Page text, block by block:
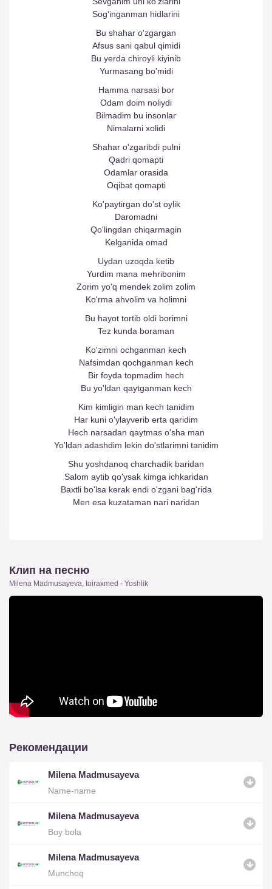
Sog'inganman hidlarini
Bu shahar o'zgargan
Afsus sani qabul qimidi
Bu yerda chiroyli kiyinib
Yurmasang bo'midi
Hamma narsasi bor
Odam doim noliydi
Bilmadim bu insonlar
Nimalarni xolidi
Shahar o'zgaribdi pulni
Qadri qomapti
Odamlar orasida
Oqibat qomapti
Ko'paytirgan do'st oylik
Daromadni
Qo'lingdan chiqarmagin
Kelganida omad
Uydan uzoqda ketib
Yurdim mana mehribonim
Zorim yo'q mendek zolim zolim
Ko'rma ahvolim va holimni
Bu hayot tortib oldi borimni
Tez kunda boraman
Ko'zimni ochganman kech
Nafsimdan qochganman kech
Bir foyda topmadim hech
Bu yo'ldan qaytganman kech
Kim kimligin man kech tanidim
Har kuni o'ylayverib erta qaridim
Hech narsadan qaytmas o'sha man
Yo'ldan adashdim lekin do'stlarimni tanidim
Shu yoshdanoq charchadik baridan
Salom aytib qo'ysak kimga ichkaridan
Baxtli bo'lsa kerak endi o'zgani bag'rida
Men esa kuzataman nari naridan
Клип на песню
Milena Madmusayeva, toiraxmed - Yoshlik
Рекомендации
Milena Madmusayeva
Name-name
Milena Madmusayeva
Boy bola
Milena Madmusayeva
Munchoq